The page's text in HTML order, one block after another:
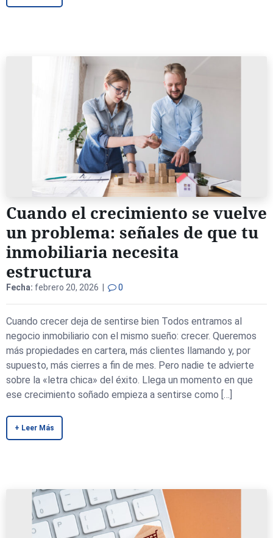
Cuando el crecimiento se vuelve
un problema: señales de que tu
inmobiliaria necesita
estructura
Fecha: febrero 20, 2026 | 0
Cuando crecer deja de sentirse bien Todos entramos al
negocio inmobiliario con el mismo sueño: crecer. Queremos
más propiedades en cartera, más clientes llamando y, por
supuesto, más cierres a fin de mes. Pero nadie te advierte
sobre la «letra chica» del éxito. Llega un momento en que
ese crecimiento soñado empieza a sentirse como […]
+ Leer Más